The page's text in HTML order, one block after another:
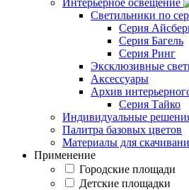
Светильники по
Серия
Серия Багель
Серия Ринг
Эксклюзивные
Аксессуары
Архив
Серия Тайко
Индивидуальные
Палитра базовых цветов
Материалы для
Применение
Городские площади
Детские площадки